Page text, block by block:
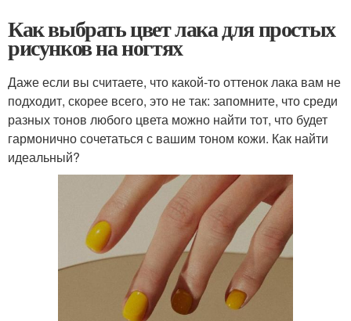
Как выбрать цвет лака для простых
рисунков на ногтях
Даже если вы считаете, что какой-то оттенок лака вам не
подходит, скорее всего, это не так: запомните, что среди
разных тонов любого цвета можно найти тот, что будет
гармонично сочетаться с вашим тоном кожи. Как найти
идеальный?